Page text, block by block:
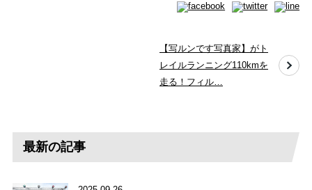
【写ルンです写真家】がト
レイルランニング110kmを
走る！フィル…
最新の記事